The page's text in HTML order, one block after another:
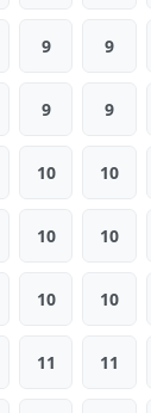
9 9
9 9
10 10
10 10
10 10
11 11